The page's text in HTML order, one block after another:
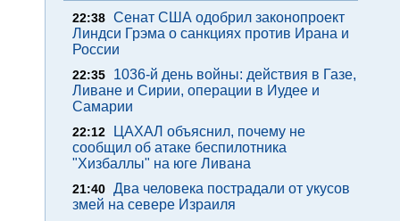
22:38 Сенат США одобрил законопроект
Линдси Грэма о санкциях против Ирана и
России
22:35
1036-й день войны: действия в Газе,
Ливане и Сирии, операции в Иудее и
Самарии
22:12
ЦАХАЛ объяснил, почему не
сообщил об атаке беспилотника
"Хизбаллы" на юге Ливана
21:40 Два человека пострадали от укусов
змей на севере Израиля